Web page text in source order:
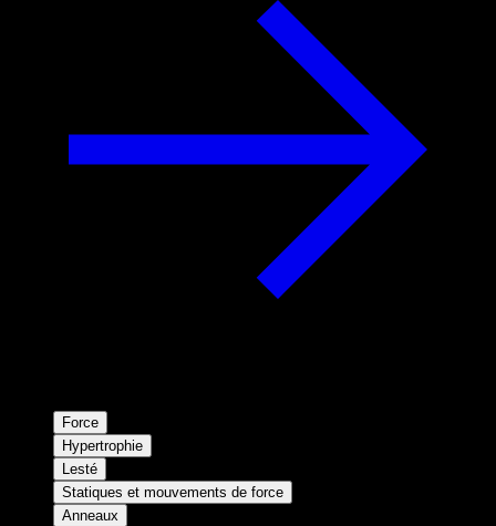
Force
Hypertrophie
Lesté
Statiques et mouvements de force
Anneaux